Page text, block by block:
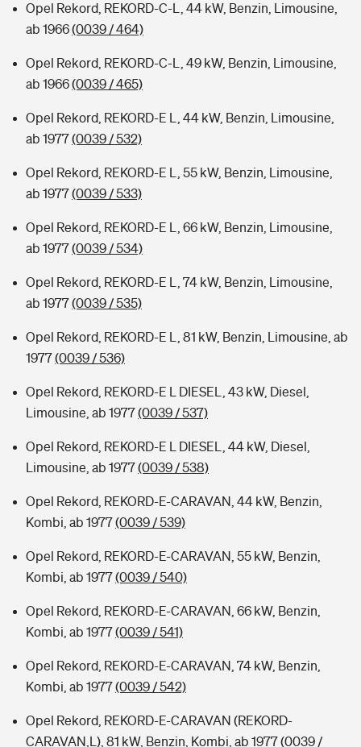
Opel Rekord, REKORD-C-L, 44 kW, Benzin, Limousine,
ab 1966(0039 / 464)
Opel Rekord, REKORD-C-L, 49 kW, Benzin, Limousine,
ab 1966(0039 / 465)
Opel Rekord, REKORD-E L, 44 kW, Benzin, Limousine,
ab 1977(0039 / 532)
Opel Rekord, REKORD-E L, 55 kW, Benzin, Limousine,
ab 1977(0039 / 533)
Opel Rekord, REKORD-E L, 66 kW, Benzin, Limousine,
ab 1977(0039 / 534)
Opel Rekord, REKORD-E L, 74 kW, Benzin, Limousine,
ab 1977(0039 / 535)
Opel Rekord, REKORD-E L, 81 kW, Benzin, Limousine, ab
1977(0039 / 536)
Opel Rekord, REKORD-E L DIESEL, 43 kW, Diesel,
Limousine, ab 1977(0039 / 537)
Opel Rekord, REKORD-E L DIESEL, 44 kW, Diesel,
Limousine, ab 1977(0039 / 538)
Opel Rekord, REKORD-E-CARAVAN, 44 kW, Benzin,
Kombi, ab 1977(0039 / 539)
Opel Rekord, REKORD-E-CARAVAN, 55 kW, Benzin,
Kombi, ab 1977(0039 / 540)
Opel Rekord, REKORD-E-CARAVAN, 66 kW, Benzin,
Kombi, ab 1977(0039 / 541)
Opel Rekord, REKORD-E-CARAVAN, 74 kW, Benzin,
Kombi, ab 1977(0039 / 542)
Opel Rekord, REKORD-E-CARAVAN (REKORD-
CARAVAN,L), 81 kW, Benzin, Kombi, ab 1977(0039 /